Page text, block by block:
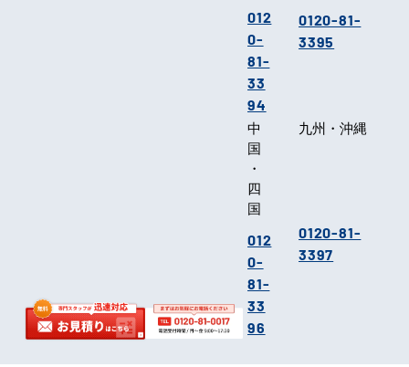
012
0-
81-
33
94
0120-81-
3395
中
国
・
四
国
012
0-
81-
33
96
九州・沖縄
0120-81-
3397